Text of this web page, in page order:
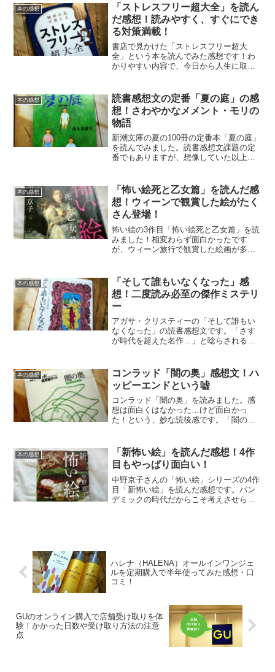
本の感想
「ストレスフリー超大全」を読ん
だ感想！読みやすく、すぐにでき
る対策満載！
書店で見かけた「ストレスフリー超大
全」という本を読んでみた感想です！わ
かりやすい内容で、今日から人生に取り
本の感想
読書感想文の定番「夏の庭」の感
想！さわやかなメメント・モリの
物語
新潮文庫の夏の100冊の定番本「夏の庭」
を読んでみました。読書感想文課題の定
番でもありますが、想像していた以上に
本の感想
「怖い絵死と乙女篇」を読んだ感
想！ウィーンで観賞した絵がたく
さん登場！
怖い絵の3作目「怖い絵死と乙女篇」を読
みました！相変わらず面白かったです
が、ウィーン旅行で観賞した絵画が多く
本の感想
「そして誰もいなくなった」感
想！二度読み必至の傑作ミステリ
ー
アガサ・クリスティーの「そして誰もい
なくなった」の読書感想文です。「さす
が時代を超えた名作…」と唸らされる傑
本の感想
コンラッド「闇の奥」感想文！ハ
ッピーエンドという嘘
コンラッド「闇の奥」を読みました。感
想は面白くはなかった…けど面白かっ
た！という、妙な読後感です。「闇の
す！
本の感想
「新怖い絵」を読んだ感想！4作
目もやっぱり面白い！
中野京子さんの「怖い絵」シリーズの4作
目「新怖い絵」を読んだ感想です。パン
デミックの時代だからこそ考えさせられ
ハレナ（HALENA）オールインワンジェ
ルを定期購入で半年使ってみた感想・口
コミ！
GUのオンライン購入で店舗受け取りを体
験！かかった日数や受け取り方法の注意
点